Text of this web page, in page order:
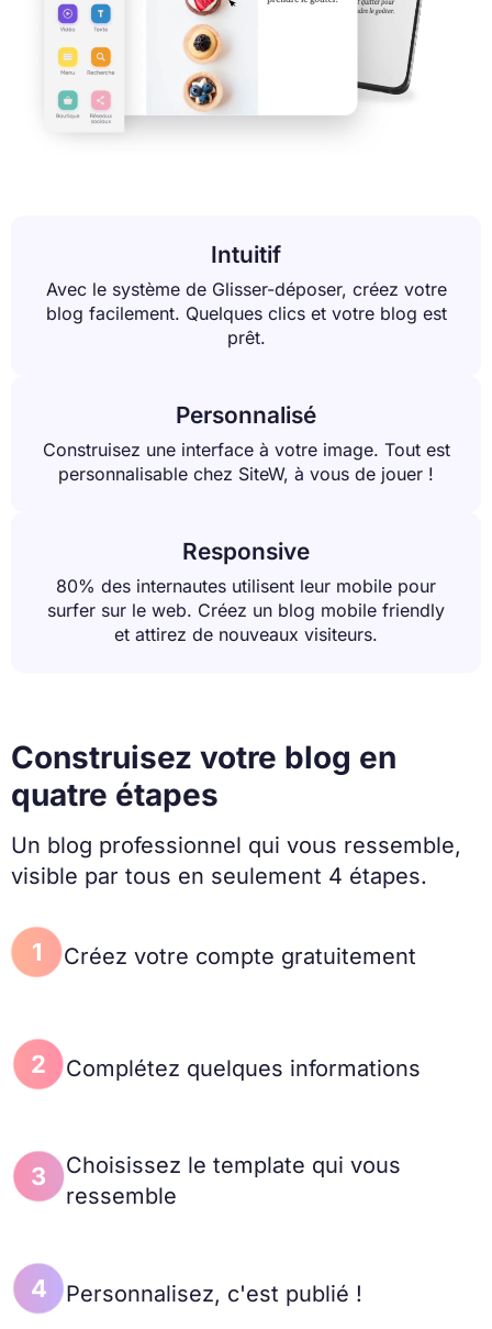
Intuitif
Avec le système de Glisser-déposer, créez votre
blog facilement. Quelques clics et votre blog est
prêt.
Personnalisé
Construisez une interface à votre image. Tout est
personnalisable chez SiteW, à vous de jouer !
Responsive
80% des internautes utilisent leur mobile pour
surfer sur le web. Créez un blog mobile friendly
et attirez de nouveaux visiteurs.
Construisez votre blog en
quatre étapes
Un blog professionnel qui vous ressemble,
visible par tous en seulement 4 étapes.
1 Créez votre compte gratuitement
2 Complétez quelques informations
3
Choisissez le template qui vous
ressemble
4 Personnalisez, c'est publié !